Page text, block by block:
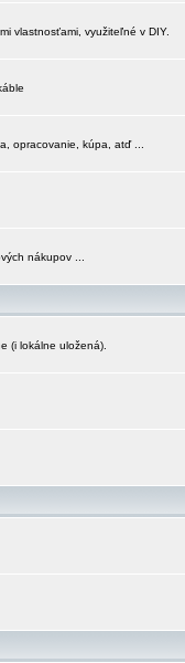
vlastnosťami, využiteľné v DIY.
opracovanie, kúpa, atď ...
nákupov ...
(i lokálne uložená).